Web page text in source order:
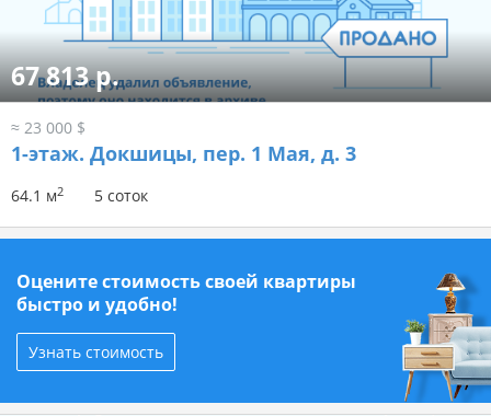
67 813 р.
≈ 23 000 $
1-этаж. Докшицы, пер. 1 Мая, д. 3
64.1 м2 5 соток
Оцените стоимость своей квартиры
быстро и удобно!
Узнать стоимость